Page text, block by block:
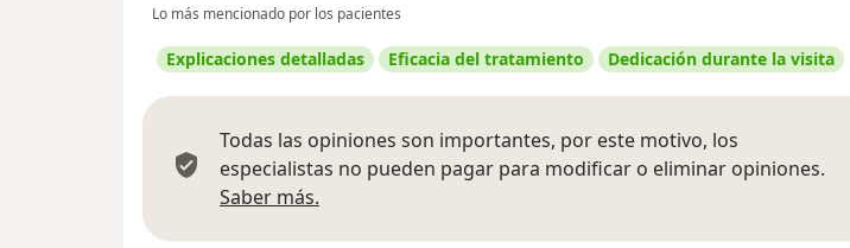
Lo más mencionado por los pacientes
Explicaciones detalladas Eficacia del tratamiento Dedicación durante la visita
Todas las opiniones son importantes, por este motivo, los
especialistas no pueden pagar para modificar o eliminar opiniones.
Saber más.